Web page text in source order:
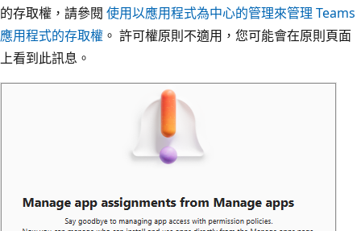
的存取權，請參閱 使用以應用程式為中心的管理來管理 Teams
應用程式的存取權 。 許可權原則不適用，您可能會在原則頁面
上看到此訊息。